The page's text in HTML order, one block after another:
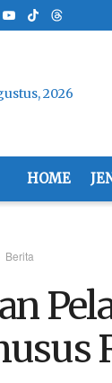
2026
HOME
Berita